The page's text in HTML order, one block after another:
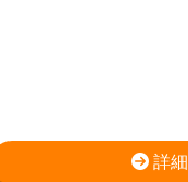
詳